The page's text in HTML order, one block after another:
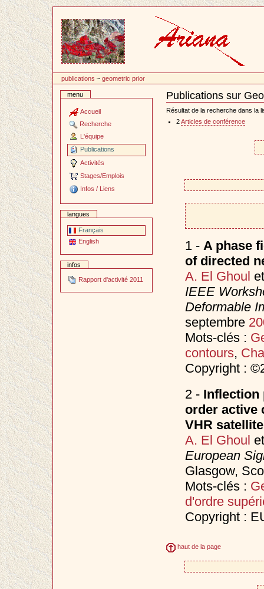
contenu
publications ~geometric prior
menu
Accueil
Recherche
L'équipe
Publications
Activités
Stages/Emplois
Infos / Liens
langues
Français
English
infos
Rapport d'activité 2011
Publications sur
Document
Actions
Résultat de la recherche dans la
2Articles de conférence
1 - A phase
of directed
A. El Ghoul
IEEE
Deformable
septembre
Mots-clés :
contours,
Copyright :
2 - Inflection
order active
VHR
A. El Ghoul
European
Glasgow,
Mots-clés :
d'ordre
Copyright :
haut de la page